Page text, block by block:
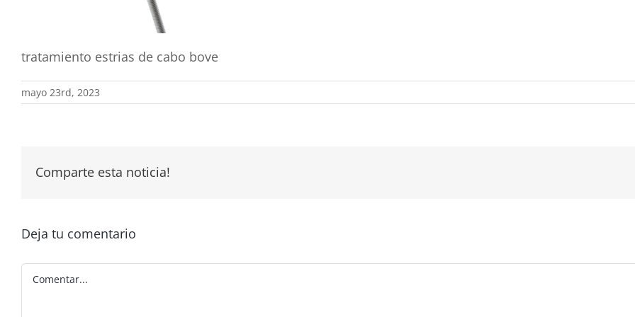
tratamiento estrias de cabo bove
mayo 23rd, 2023
Comparte esta noticia!
Deja tu comentario
Comentar